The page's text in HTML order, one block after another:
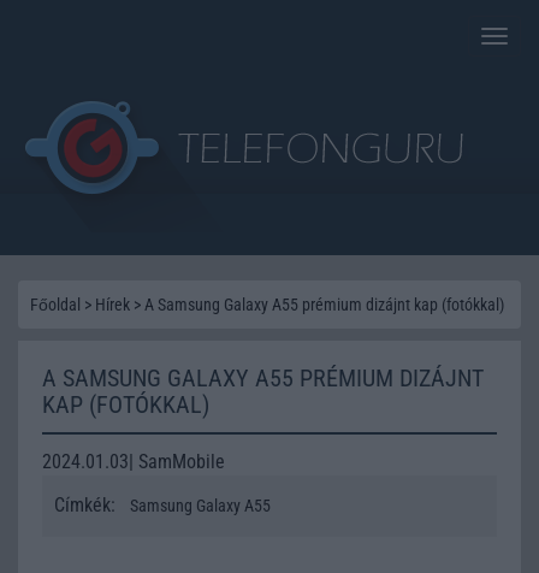
Toggle
Főoldal > Hírek > A Samsung Galaxy A55 prémium dizájnt kap (fotókkal)
A SAMSUNG GALAXY A55 PRÉMIUM DIZÁJNT
KAP (FOTÓKKAL)
2024.01.03| SamMobile
Címkék:
Samsung Galaxy A55